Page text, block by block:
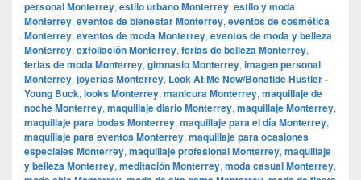
personal Monterrey, estilo urbano Monterrey, estilo y moda
Monterrey, eventos de bienestar Monterrey, eventos de cosmética
Monterrey, eventos de moda Monterrey, eventos de moda y belleza
Monterrey, exfoliación Monterrey, ferias de belleza Monterrey,
ferias de moda Monterrey, gimnasio Monterrey, imagen personal
Monterrey, joyerías Monterrey, Look At Me Now/Bonafide Hustler -
Young Buck, looks Monterrey, manicura Monterrey, maquillaje de
noche Monterrey, maquillaje diario Monterrey, maquillaje Monterrey,
maquillaje para bodas Monterrey, maquillaje para el día Monterrey,
maquillaje para eventos Monterrey, maquillaje para ocasiones
especiales Monterrey, maquillaje profesional Monterrey, maquillaje
y belleza Monterrey, meditación Monterrey, moda casual Monterrey,